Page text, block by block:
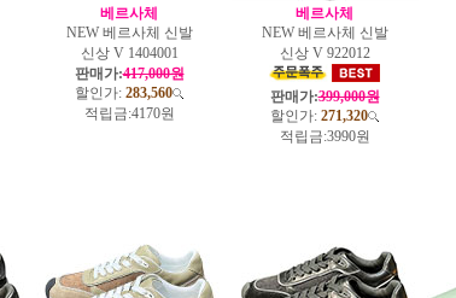
베르사체
NEW 베르사체 신발
신상 V 1404001
판매가:417,000원
할인가: 283,560
적립금:4170원
베르사체
NEW 베르사체 신발
신상 V 922012
판매가:399,000원
할인가: 271,320
적립금:3990원